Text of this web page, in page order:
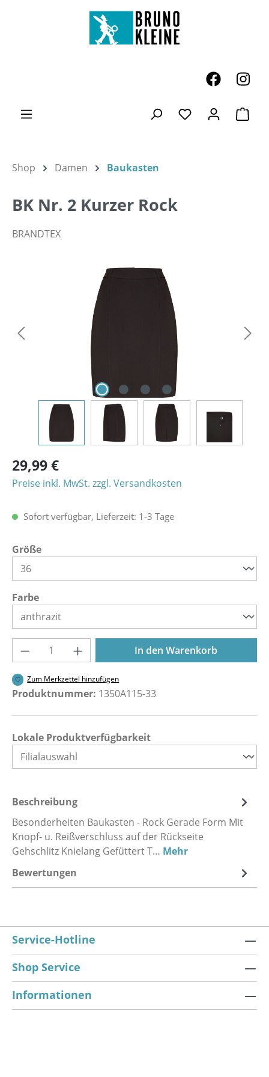
Zum Hauptinhalt springen
Du hast 0
Shop Damen Baukasten
BK Nr. 2 Kurzer Rock
BRANDTEX
Bildergalerie überspringen
29,99 €
Preise inkl. MwSt. zzgl. Versandkosten
Sofort verfügbar, Lieferzeit: 1-3 Tage
Größeauswählen
Farbeauswählen
Produkt Anzahl: Gib den gewünschten
In den Warenkorb
Zum Merkzettel hinzufügen
Produktnummer: 1350A115-33
Lokale Produktverfügbarkeit
Beschreibung
Besonderheiten Baukasten - Rock Gerade Form Mit
Knopf- u. Reißverschluss auf der Rückseite
Gehschlitz Knielang Gefüttert T… Mehr
Bewertungen
Service-Hotline
Shop Service
Informationen